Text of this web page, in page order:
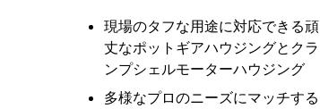
現場のタフな用途に対応できる頑
丈なポットギアハウジングとクラ
ンプシェルモーターハウジング
多様なプロのニーズにマッチする